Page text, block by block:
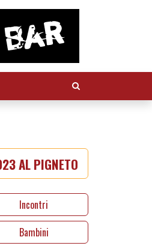
Cerca:
AL PIGNETO
Incontri
Bambini